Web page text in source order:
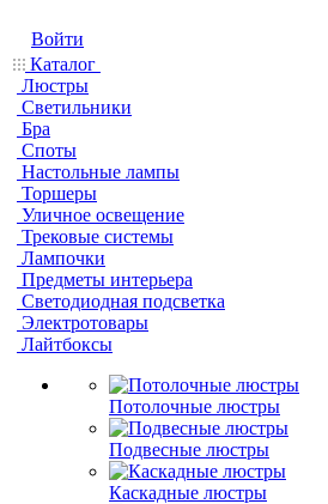
Войти
Каталог
Люстры
Светильники
Бра
Споты
Настольные лампы
Торшеры
Уличное освещение
Трековые системы
Лампочки
Предметы интерьера
Светодиодная подсветка
Электротовары
Лайтбоксы
Потолочные люстры
Подвесные люстры
Каскадные люстры